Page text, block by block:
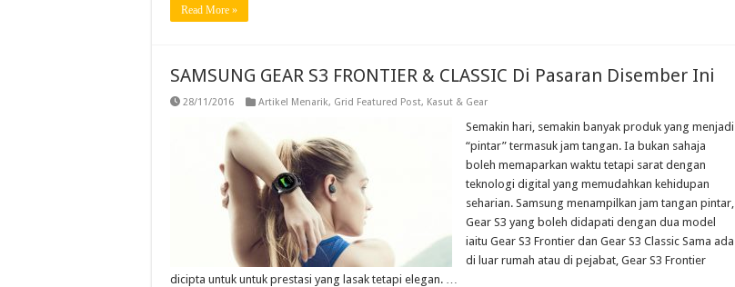
Read More »
SAMSUNG GEAR S3 FRONTIER & CLASSIC Di Pasaran Disember Ini
28/11/2016 Artikel Menarik, Grid Featured Post, Kasut & Gear
Semakin hari, semakin banyak produk yang menjadi
“pintar” termasuk jam tangan. Ia bukan sahaja
boleh memaparkan waktu tetapi sarat dengan
teknologi digital yang memudahkan kehidupan
seharian. Samsung menampilkan jam tangan pintar,
Gear S3 yang boleh didapati dengan dua model
iaitu Gear S3 Frontier dan Gear S3 Classic Sama ada
di luar rumah atau di pejabat, Gear S3 Frontier
dicipta untuk untuk prestasi yang lasak tetapi elegan. …